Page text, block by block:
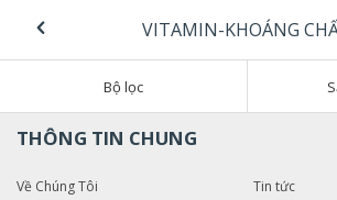
VITAMIN-KHOÁNG
Bộ lọc
THÔNG TIN CHUNG
Về Chúng Tôi
Tin tức